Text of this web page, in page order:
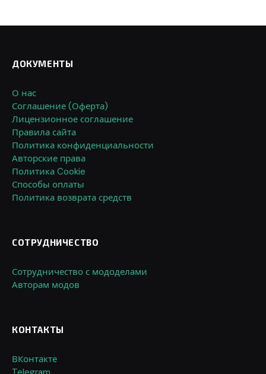
ДОКУМЕНТЫ
О нас
Соглашение (Оферта)
Лицензионное соглашение
Правила сайта
Политика конфиденциальности
Авторские права
Политика Cookie
Способы оплаты
Политика возврата средств
СОТРУДНИЧЕСТВО
Сотрудничество с мододелами
Авторам модов
КОНТАКТЫ
ВКонтакте